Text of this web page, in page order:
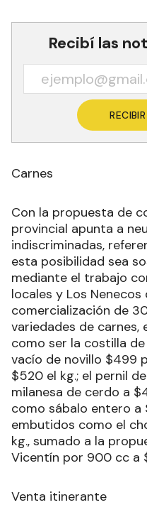
Recibí las
Carnes
Con la propuesta de
provincial apunta a
indiscriminadas,
esta posibilidad sea
mediante el trabajo
locales y Los
comercialización de
variedades de
como ser la costilla
vacío de novillo $499
$520 el kg.; el pernil
milanesa de cerdo a
como sábalo entero a
embutidos como el
kg., sumado a la
Vicentín por 900 cc a
Venta itinerante